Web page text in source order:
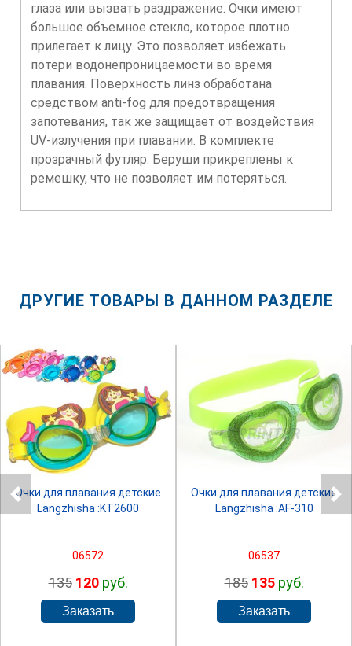
глаза или вызвать раздражение. Очки имеют
большое объемное стекло, которое плотно
прилегает к лицу. Это позволяет избежать
потери водонепроницаемости во время
плавания. Поверхность линз обработана
средством anti-fog для предотвращения
запотевания, так же защищает от воздействия
UV-излучения при плавании. В комплекте
прозрачный футляр. Беруши прикреплены к
ремешку, что не позволяет им потеряться.
ДРУГИЕ ТОВАРЫ В ДАННОМ РАЗДЕЛЕ
SPRINTER
Очки для плавания детские
Langzhisha :KT2600
06572
135 120руб.
SPRINTER
Очки для плавания детские
Langzhisha :AF-310
06537
185 135руб.